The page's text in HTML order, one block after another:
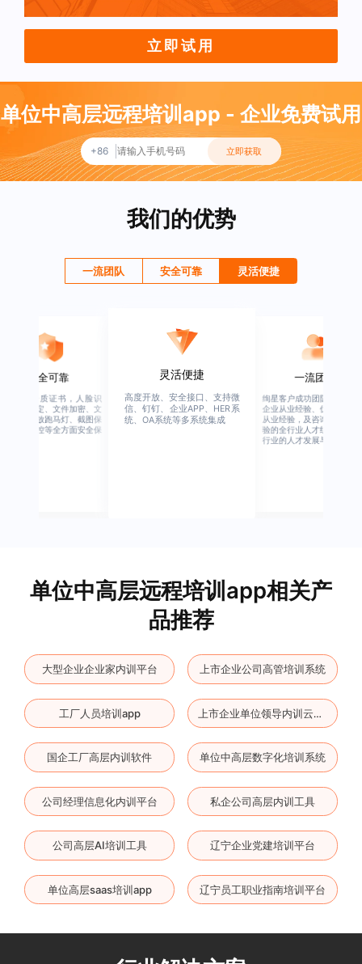
立即试用
单位中高层远程培训app - 企业免费试用
+86 立即获取
我们的优势
一流团队 安全可靠 灵活便捷
安全可靠
业权威资质证书，人脸识
、设备绑定、文件加密、文
水印、播放跑马灯、截图保
、权限管控等全方面安全保
灵活便捷
高度开放、安全接口、支持微
信、钉钉、企业APP、HER系
统、OA系统等多系统集成
一流团队
绚星客户成功团队，由有多
企业从业经验、优秀培训机
从业经验，及咨询公司从业
验的全行业人才组成，涉猎
行业的人才发展与培养模块
单位中高层远程培训app相关产
品推荐
大型企业企业家内训平台 上市企业公司高管培训系统
工厂人员培训app 上市企业单位领导内训云平台
国企工厂高层内训软件 单位中高层数字化培训系统
公司经理信息化内训平台 私企公司高层内训工具
公司高层AI培训工具 辽宁企业党建培训平台
单位高层saas培训app 辽宁员工职业指南培训平台